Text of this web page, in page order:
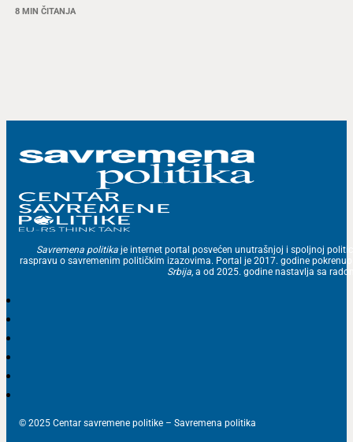
8 MIN ČITANJA
Savremena politika je internet portal posvećen unutrašnjoj i spoljnoj
raspravu o savremenim političkim izazovima. Portal je 2017. godine
Srbija , a od 2025. godine nastavlja sa
© 2025 Centar savremene politike – Savremena politika